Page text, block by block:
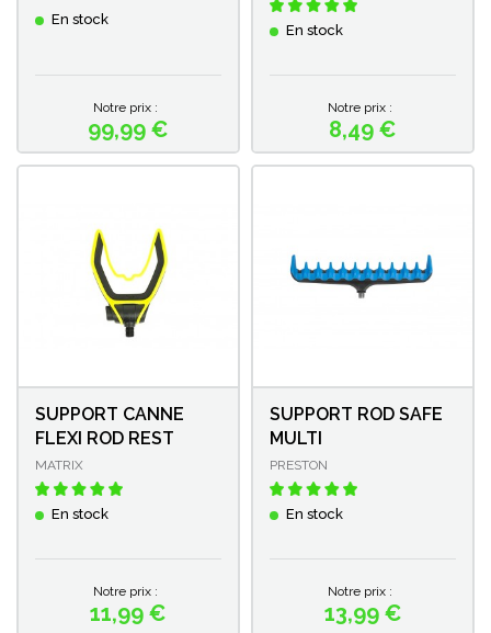
En stock
Prix
Notre prix :
99,99 €
En stock
Prix
Notre prix :
8,49 €
SUPPORT CANNE
FLEXI ROD REST
MATRIX
En stock
Prix
Notre prix :
11,99 €
SUPPORT ROD SAFE
MULTI
PRESTON
En stock
Prix
Notre prix :
13,99 €